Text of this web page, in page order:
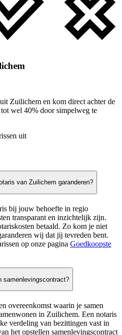
Zuilichem en kom direct achter de
wel 40% door simpelweg te
uit
van Zuilichem garanderen?
bij jouw behoefte in regio
transparant en inzichtelijk zijn.
betaald. Zo kom je niet
wij dat jij tevreden bent.
op onze pagina Goedkoopste
samenlevingscontract?
overeenkomst waarin je samen
in Zuilichem. Een notaris
verdeling van bezittingen vast in
het opstellen samenlevingscontract